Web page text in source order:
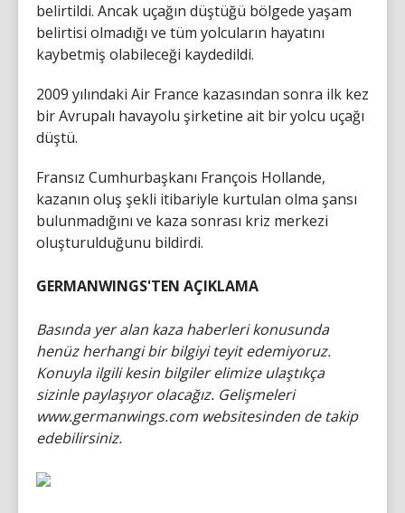
belirtildi. Ancak uçağın düştüğü bölgede yaşam
belirtisi olmadığı ve tüm yolcuların hayatını
kaybetmiş olabileceği kaydedildi.
2009 yılındaki Air France kazasından sonra ilk kez
bir Avrupalı havayolu şirketine ait bir yolcu uçağı
düştü.
Fransız Cumhurbaşkanı François Hollande,
kazanın oluş şekli itibariyle kurtulan olma şansı
bulunmadığını ve kaza sonrası kriz merkezi
oluşturulduğunu bildirdi.
GERMANWINGS'TEN AÇIKLAMA
Basında yer alan kaza haberleri konusunda
henüz herhangi bir bilgiyi teyit edemiyoruz.
Konuyla ilgili kesin bilgiler elimize ulaştıkça
sizinle paylaşıyor olacağız. Gelişmeleri
www.germanwings.com websitesinden de takip
edebilirsiniz.